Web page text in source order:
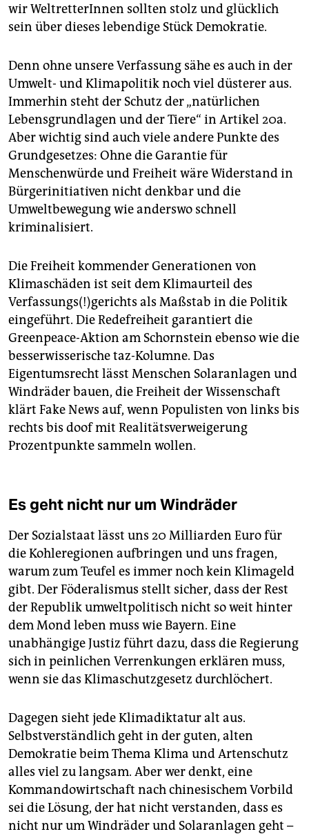
wir WeltretterInnen sollten stolz und glücklich
sein über dieses lebendige Stück Demokratie.
Denn ohne unsere Verfassung sähe es auch in der
Umwelt- und Klimapolitik noch viel düsterer aus.
Immerhin steht der Schutz der „natürlichen
Lebensgrundlagen und der Tiere“ in Artikel 20a.
Aber wichtig sind auch viele andere Punkte des
Grundgesetzes: Ohne die Garantie für
Menschenwürde und Freiheit wäre Widerstand in
Bürgerinitiativen nicht denkbar und die
Umweltbewegung wie anderswo schnell
kriminalisiert.
Die Freiheit kommender Generationen von
Klimaschäden ist seit dem Klimaurteil des
Verfassungs(!)gerichts als Maßstab in die Politik
eingeführt. Die Redefreiheit garantiert die
Greenpeace-Aktion am Schornstein ebenso wie die
besserwisserische taz-Kolumne. Das
Eigentumsrecht lässt Menschen Solaranlagen und
Windräder bauen, die Freiheit der Wissenschaft
klärt Fake News auf, wenn Populisten von links bis
rechts bis doof mit Realitätsverweigerung
Prozentpunkte sammeln wollen.
Es geht nicht nur um Windräder
Der Sozialstaat lässt uns 20 Milliarden Euro für
die Kohleregionen aufbringen und uns fragen,
warum zum Teufel es immer noch kein Klimageld
gibt. Der Föderalismus stellt sicher, dass der Rest
der Republik umweltpolitisch nicht so weit hinter
dem Mond leben muss wie Bayern. Eine
unabhängige Justiz führt dazu, dass die Regierung
sich in peinlichen Verrenkungen erklären muss,
wenn sie das Klimaschutzgesetz durchlöchert.
Dagegen sieht jede Klimadiktatur alt aus.
Selbstverständlich geht in der guten, alten
Demokratie beim Thema Klima und Artenschutz
alles viel zu langsam. Aber wer denkt, eine
Kommandowirtschaft nach chinesischem Vorbild
sei die Lösung, der hat nicht verstanden, dass es
nicht nur um Windräder und Solaranlagen geht –